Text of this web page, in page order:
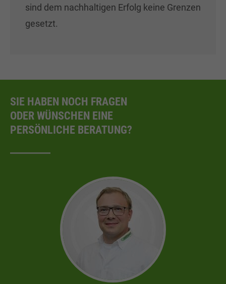
sind dem nachhaltigen Erfolg keine Grenzen
gesetzt.
SIE HABEN NOCH FRAGEN
ODER WÜNSCHEN EINE
PERSÖNLICHE BERATUNG?